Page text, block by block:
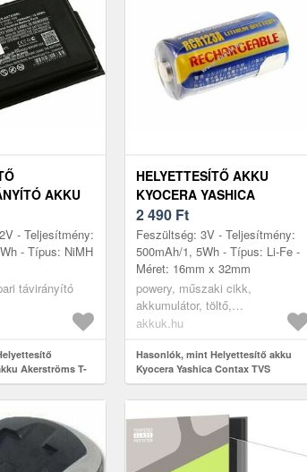
AKKU
T-RX 100J, T-
- Teljesítmény:
- Típus: NiMH
távirányító
Akerströms T-
display
HELYETTESÍTŐ AKKU
KYOCERA YASHICA
CONTAX TVS
2 490 Ft
Feszültség: 3V - Teljesítmény:
500mAh/1, 5Wh - Típus: Li-Fe -
Méret: 16mm x 32mm
powery, műszaki cikk,
akkumulátor, töltő,
digitáliskamera akkumulátor
akkuk.hu
Hasonlók, mint Helyettesítő akku
Kyocera Yashica Contax TVS